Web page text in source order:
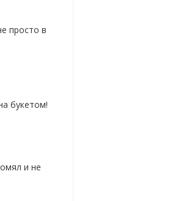
просто в
букетом!
и не